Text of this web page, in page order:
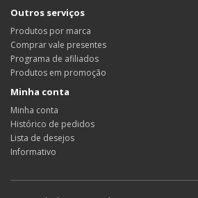
Outros serviços
Produtos por marca
Comprar vale presentes
Programa de afiliados
Produtos em promoção
Minha conta
Minha conta
Histórico de pedidos
Lista de desejos
Informativo